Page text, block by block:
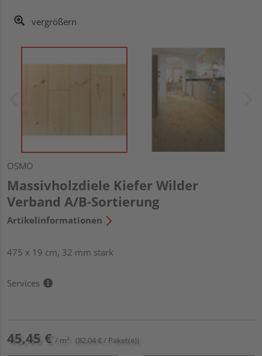
vergrößern
OSMO
Massivholzdiele Kiefer Wilder
Verband A/B-Sortierung
Artikelinformationen
475 x 19 cm, 32 mm stark
Services
45,45 € / m² (82,04 € / Paket(e))